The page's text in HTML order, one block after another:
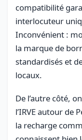
compatibilité
interlocuteur
Inconvénient :
la marque de
standardisés et
locaux.
De l’autre côté,
l’IRVE autour de
la recharge